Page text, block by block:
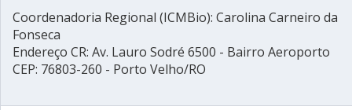
Coordenadoria Regional (ICMBio): Carolina Carneiro da
Fonseca
Endereço CR: Av. Lauro Sodré 6500 - Bairro Aeroporto
CEP: 76803-260 - Porto Velho/RO